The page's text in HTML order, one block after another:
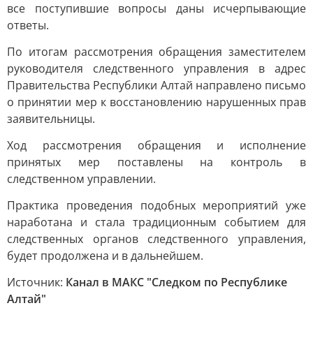
все поступившие вопросы даны исчерпывающие
ответы.
По итогам рассмотрения обращения заместителем
руководителя следственного управления в адрес
Правительства Республики Алтай направлено письмо
о принятии мер к восстановлению нарушенных прав
заявительницы.
Ход рассмотрения обращения и исполнение
принятых мер поставлены на контроль в
следственном управлении.
Практика проведения подобных мероприятий уже
наработана и стала традиционным событием для
следственных органов следственного управления,
будет продолжена и в дальнейшем.
Источник: Канал в МАКС "Следком по Республике
Алтай"